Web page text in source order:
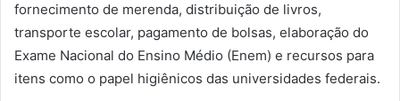
fornecimento de merenda, distribuição de livros,
transporte escolar, pagamento de bolsas, elaboração do
Exame Nacional do Ensino Médio (Enem) e recursos para
itens como o papel higiênicos das universidades federais.